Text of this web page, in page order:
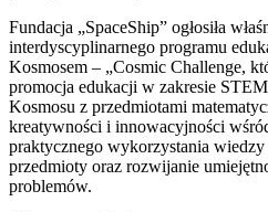
Fundacja „SpaceShip” ogłosiła
interdyscyplinarnego programu
Kosmosem – „Cosmic Challenge,
promocja edukacji w zakresie
Kosmosu z przedmiotami
kreatywności i innowacyjności
praktycznego wykorzystania
przedmioty oraz rozwijanie
problemów.